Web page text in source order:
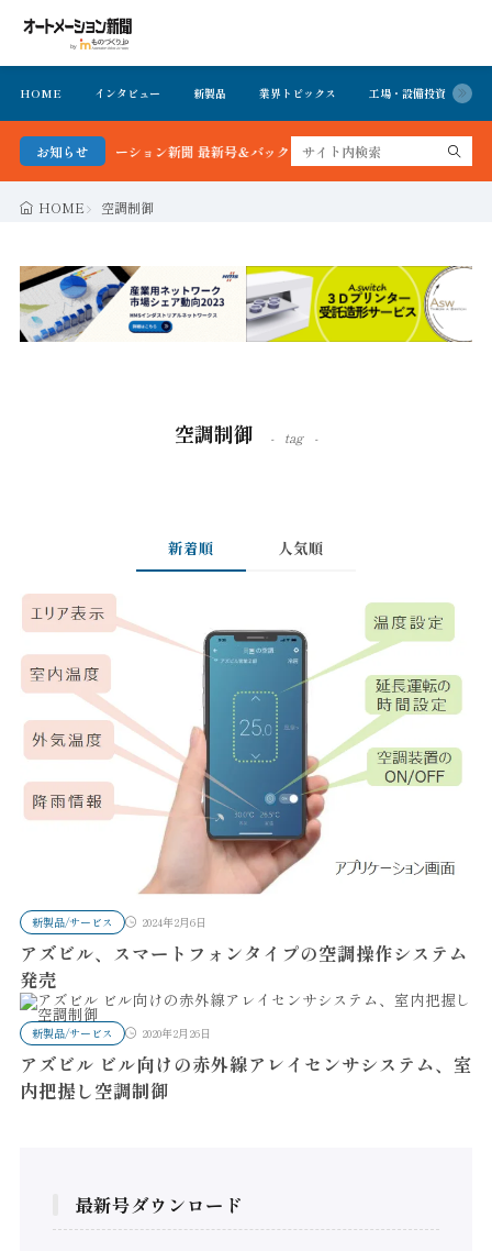
HOME インタビュー 新製品 業界トピックス 工場・設備投資
お知らせ
オートメーション新聞 最新号＆バックナンバーを無料で公開中 詳細はこちら
HOME 空調制御
空調制御 tag
新着順 人気順
新製品/サービス 2024年2月6日
アズビル、スマートフォンタイプの空調操作システム
発売
新製品/サービス 2020年2月26日
アズビル ビル向けの赤外線アレイセンサシステム、室
内把握し空調制御
最新号ダウンロード